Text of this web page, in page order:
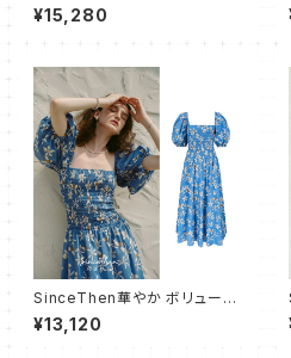
アワンピース ドレス フレアロン
グ
¥15,280
SinceThen華やか ボリューム
ふんわり ワンピース バブスリー
プ
¥13,120